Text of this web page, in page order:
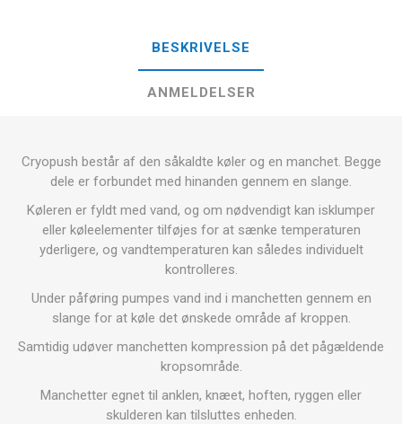
BESKRIVELSE
ANMELDELSER
Cryopush består af den såkaldte køler og en manchet. Begge
dele er forbundet med hinanden gennem en slange.
Køleren er fyldt med vand, og om nødvendigt kan isklumper
eller køleelementer tilføjes for at sænke temperaturen
yderligere, og vandtemperaturen kan således individuelt
kontrolleres.
Under påføring pumpes vand ind i manchetten gennem en
slange for at køle det ønskede område af kroppen.
Samtidig udøver manchetten kompression på det pågældende
kropsområde.
Manchetter egnet til anklen, knæet, hoften, ryggen eller
skulderen kan tilsluttes enheden.